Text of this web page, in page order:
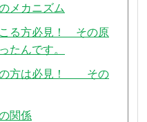
メカニズム
る方必見！ その原
たんです。
の方は必見！ その
関係